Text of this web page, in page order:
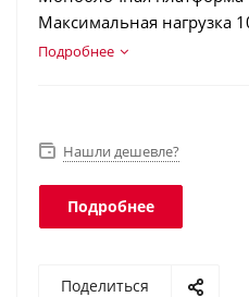
Максимальная нагрузка
Конструкционная сталь.
Подробнее
Нашли дешевле?
Подробнее
Поделиться